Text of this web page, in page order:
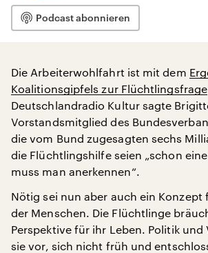
Podcast abonnieren
Die Arbeiterwohlfahrt ist mit dem
Koalitionsgipfels zur Flüchtlingsfrage
Deutschlandradio Kultur sagte
Vorstandsmitglied des
die vom Bund zugesagten sechs
die Flüchtlingshilfe seien „schon
muss man anerkennen“.
Nötig sei nun aber auch ein Konzept
der Menschen. Die Flüchtlinge
Perspektive für ihr Leben. Politik
sie vor, sich nicht früh und